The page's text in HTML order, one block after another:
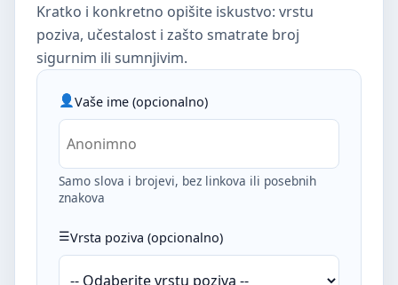
Kratko i konkretno opišite iskustvo: vrstu
poziva, učestalost i zašto smatrate broj
sigurnim ili sumnjivim.
Vaše ime (opcionalno)
Samo slova i brojevi, bez linkova ili posebnih
znakova
Vrsta poziva (opcionalno)